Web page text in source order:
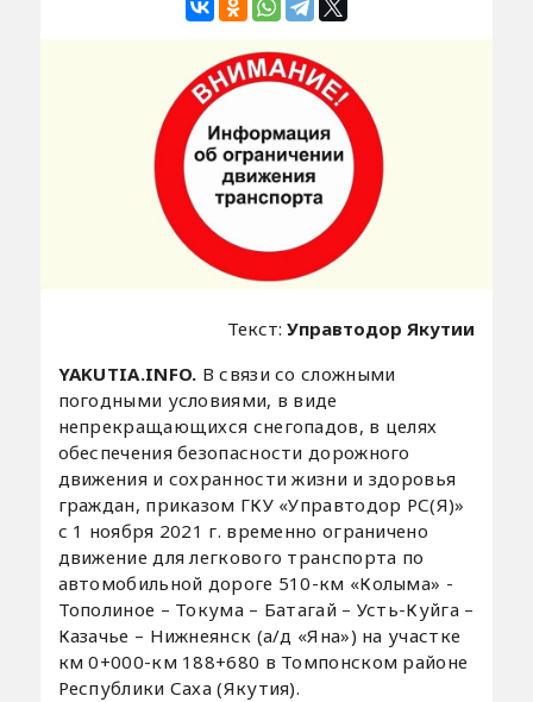
Текст:Управтодор Якутии
YAKUTIA.INFO. В связи со сложными
погодными условиями, в виде
непрекращающихся снегопадов, в целях
обеспечения безопасности дорожного
движения и сохранности жизни и здоровья
граждан, приказом ГКУ «Управтодор РС(Я)»
с 1 ноября 2021 г. временно ограничено
движение для легкового транспорта по
автомобильной дороге 510-км «Колыма» -
Тополиное – Токума – Батагай – Усть-Куйга –
Казачье – Нижнеянск (а/д «Яна») на участке
км 0+000-км 188+680 в Томпонском районе
Республики Саха (Якутия).